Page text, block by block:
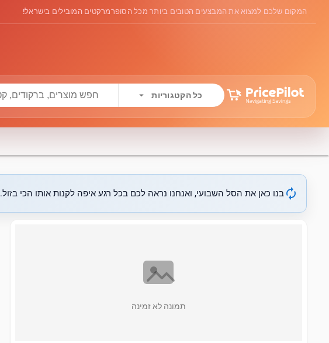
המקום שלכם למצוא את המבצעים הטובים ביותר מכל הסופרמרקטים המובילים בישראל!
כל הקטגוריות arrow_drop_down
autorenew בנו כאן את הסל השבועי, ואנחנו נראה לכם בכל רגע איפה לקנות אותו הכי בזול.
תמונה לא זמינה